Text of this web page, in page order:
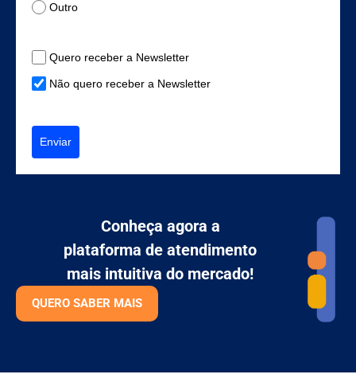
Outro
Quero receber a Newsletter
Não quero receber a Newsletter
Enviar
Conheça agora a
plataforma de atendimento
mais intuitiva do mercado!
QUERO SABER MAIS